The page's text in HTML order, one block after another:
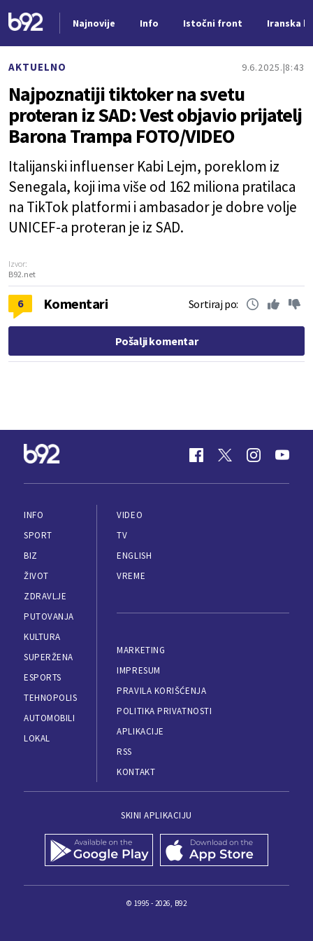
Najnovije Info Istočni front Iranska
AKTUELNO 9.6.2025. 8:43
Najpoznatiji tiktoker na svetu
proteran iz SAD: Vest objavio prijatelj
Barona Trampa FOTO/VIDEO
Italijanski influenser Kabi Lejm, poreklom iz
Senegala, koji ima više od 162 miliona pratilaca
na TikTok platformi i ambasador je dobre volje
UNICEF-a proteran je iz SAD.
Izvor:
B92.net
6 Komentari Sortiraj po:
Pošalji komentar
INFO
SPORT
BIZ
ŽIVOT
ZDRAVLJE
PUTOVANJA
KULTURA
SUPERŽENA
ESPORTS
TEHNOPOLIS
AUTOMOBILI
LOKAL
VIDEO
TV
ENGLISH
VREME
MARKETING
IMPRESUM
PRAVILA KORIŠĆENJA
POLITIKA PRIVATNOSTI
APLIKACIJE
RSS
KONTAKT
SKINI APLIKACIJU
© 1995 - 2026, B92